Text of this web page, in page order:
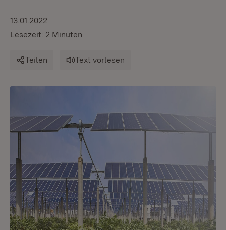
13.01.2022
Lesezeit: 2 Minuten
Teilen Text vorlesen